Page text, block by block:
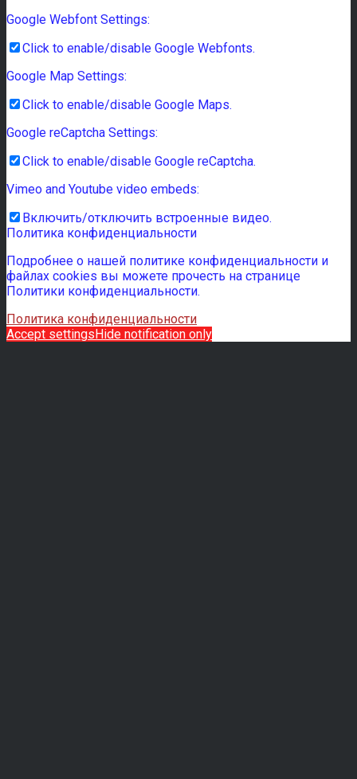
Google Webfont Settings:
Click to enable/disable Google Webfonts.
Google Map Settings:
Click to enable/disable Google Maps.
Google reCaptcha Settings:
Click to enable/disable Google reCaptcha.
Vimeo and Youtube video embeds:
Включить/отключить встроенные видео.
Политика конфиденциальности
Подробнее о нашей политике конфиденциальности и
файлах cookies вы можете прочесть на странице
Политики конфиденциальности.
Политика конфиденциальности
Accept settingsHide notification only